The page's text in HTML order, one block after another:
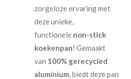
zorgeloze ervaring met
deze unieke,
functionele non-stick
koekenpan! Gemaakt
van 100% gerecycled
aluminium, biedt deze pan